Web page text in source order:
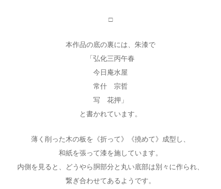
□
本作品の底の裏には、朱漆で
「弘化三丙午春
今日庵水屋
常什 宗哲
写 花押」
と書かれています。
薄く削った木の板を《折って》《撓めて》成型し、
和紙を張って漆を施しています。
内側を見ると、どうやら胴部分と丸い底部は別々に作られ、
繋ぎ合わせてあるようです。